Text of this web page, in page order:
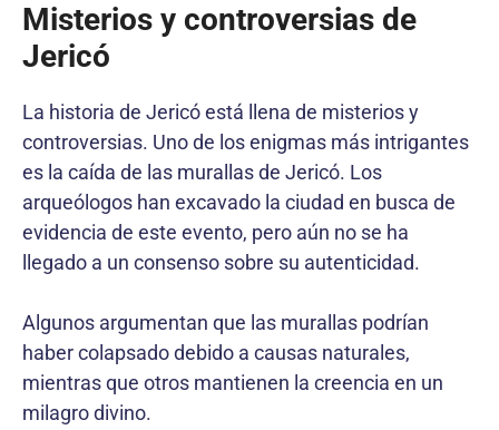
Misterios y controversias de
Jericó
La historia de Jericó está llena de misterios y
controversias. Uno de los enigmas más intrigantes
es la caída de las murallas de Jericó. Los
arqueólogos han excavado la ciudad en busca de
evidencia de este evento, pero aún no se ha
llegado a un consenso sobre su autenticidad.
Algunos argumentan que las murallas podrían
haber colapsado debido a causas naturales,
mientras que otros mantienen la creencia en un
milagro divino.